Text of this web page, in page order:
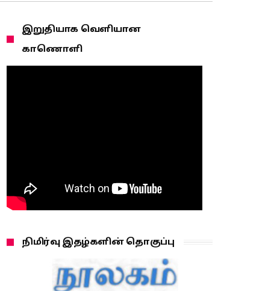
இறுதியாக வெளியான
காணொளி
நிமிர்வு இதழ்களின் தொகுப்பு